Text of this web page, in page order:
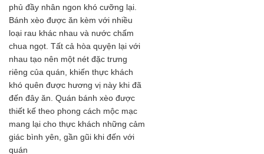
phủ đầy nhân ngon khó cưỡng lại.
Bánh xèo được ăn kèm với nhiều
loại rau khác nhau và nước chấm
chua ngọt. Tất cả hòa quyện lại với
nhau tạo nên một nét đặc trưng
riêng của quán, khiến thực khách
khó quên được hương vị này khi đã
đến đây ăn. Quán bánh xèo được
thiết kế theo phong cách mộc mạc
mang lại cho thực khách những cảm
giác bình yên, gần gũi khi đến với
quán